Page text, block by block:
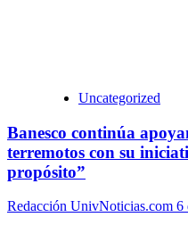
Uncategorized
Banesco continúa
terremotos con su
propósito”
Redacción UnivNoticias.com 6